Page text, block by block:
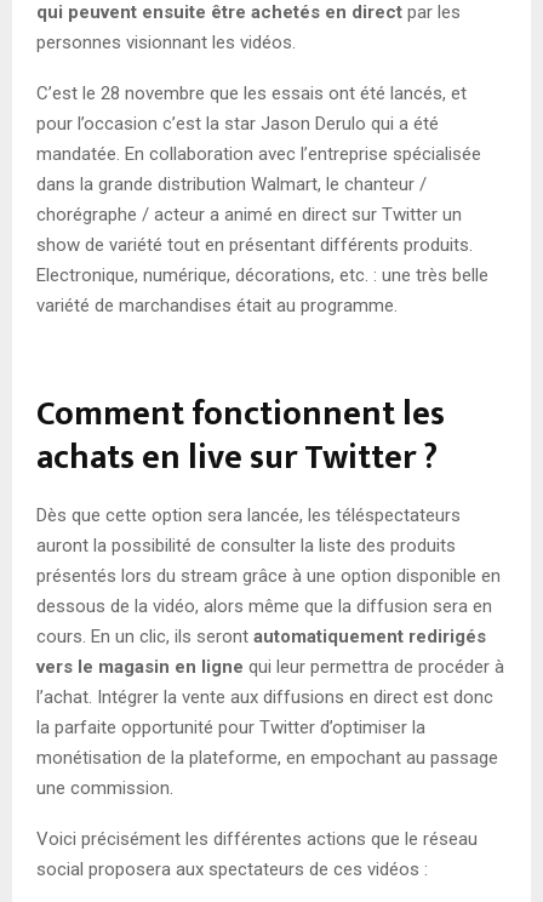
qui peuvent ensuite être achetés en direct par les
personnes visionnant les vidéos.
C’est le 28 novembre que les essais ont été lancés, et
pour l’occasion c’est la star Jason Derulo qui a été
mandatée. En collaboration avec l’entreprise spécialisée
dans la grande distribution Walmart, le chanteur /
chorégraphe / acteur a animé en direct sur Twitter un
show de variété tout en présentant différents produits.
Electronique, numérique, décorations, etc. : une très belle
variété de marchandises était au programme.
Comment fonctionnent les
achats en live sur Twitter ?
Dès que cette option sera lancée, les téléspectateurs
auront la possibilité de consulter la liste des produits
présentés lors du stream grâce à une option disponible en
dessous de la vidéo, alors même que la diffusion sera en
cours. En un clic, ils seront automatiquement redirigés
vers le magasin en ligne qui leur permettra de procéder à
l’achat. Intégrer la vente aux diffusions en direct est donc
la parfaite opportunité pour Twitter d’optimiser la
monétisation de la plateforme, en empochant au passage
une commission.
Voici précisément les différentes actions que le réseau
social proposera aux spectateurs de ces vidéos :